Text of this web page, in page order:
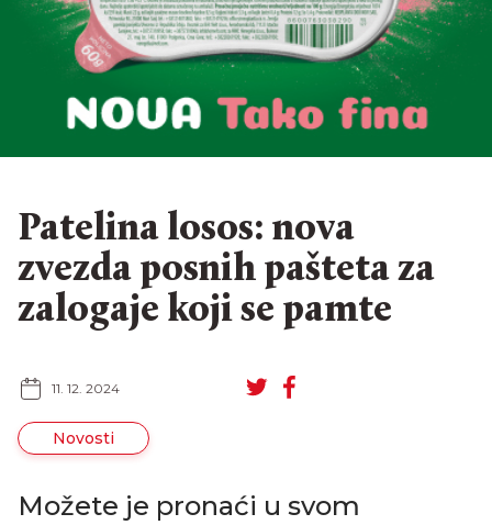
Patelina losos: nova
zvezda posnih pašteta za
zalogaje koji se pamte
11. 12. 2024
Novosti
Možete je pronaći u svom